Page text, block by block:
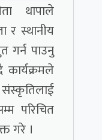
थापाले
र स्थानीय
गर्न पाउनु
परिचित
गरे ।